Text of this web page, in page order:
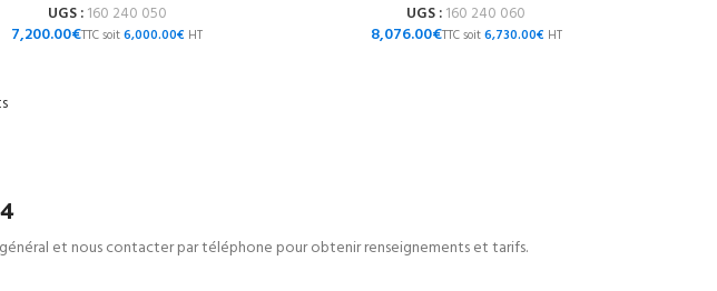
UGS :160 240 050
€ 6,000.00€
UGS :160 240 060
€ 6,730.00€
et nous contacter par téléphone pour obtenir renseignements et tarifs.